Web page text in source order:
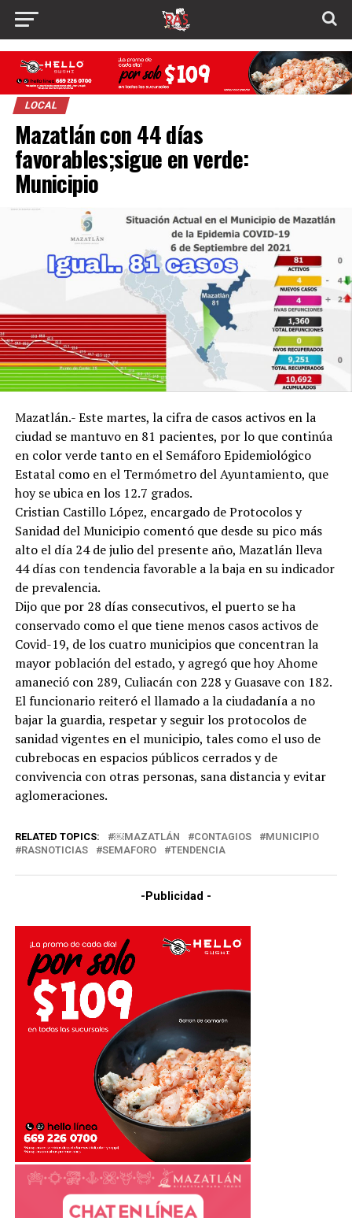
LOCAL
Mazatlán con 44 días
favorables;sigue en verde:
Municipio
Mazatlán.- Este martes, la cifra de casos activos en la
ciudad se mantuvo en 81 pacientes, por lo que continúa
en color verde tanto en el Semáforo Epidemiológico
Estatal como en el Termómetro del Ayuntamiento, que
hoy se ubica en los 12.7 grados.
Cristian Castillo López, encargado de Protocolos y
Sanidad del Municipio comentó que desde su pico más
alto el día 24 de julio del presente año, Mazatlán lleva
44 días con tendencia favorable a la baja en su indicador
de prevalencia.
Dijo que por 28 días consecutivos, el puerto se ha
conservado como el que tiene menos casos activos de
Covid-19, de los cuatro municipios que concentran la
mayor población del estado, y agregó que hoy Ahome
amaneció con 289, Culiacán con 228 y Guasave con 182.
El funcionario reiteró el llamado a la ciudadanía a no
bajar la guardia, respetar y seguir los protocolos de
sanidad vigentes en el municipio, tales como el uso de
cubrebocas en espacios públicos cerrados y de
convivencia con otras personas, sana distancia y evitar
aglomeraciones.
RELATED TOPICS: ￼MAZATLÁN CONTAGIOS
MUNICIPIO
RASNOTICIAS
SEMAFORO TENDENCIA
-Publicidad -